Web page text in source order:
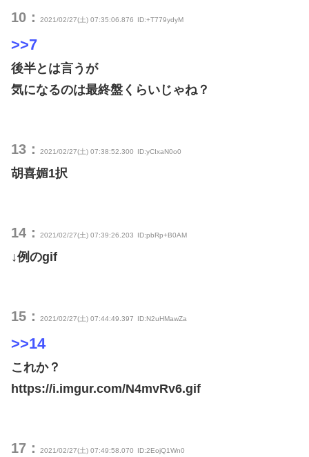
10： 2021/02/27(土) 07:35:06.876 ID:+T779ydyM
>>7
後半とは言うが
気になるのは最終盤くらいじゃね？
13： 2021/02/27(土) 07:38:52.300 ID:yCIxaN0o0
胡喜媚1択
14： 2021/02/27(土) 07:39:26.203 ID:pbRp+B0AM
↓例のgif
15： 2021/02/27(土) 07:44:49.397 ID:N2uHMawZa
>>14
これか？
https://i.imgur.com/N4mvRv6.gif
17： 2021/02/27(土) 07:49:58.070 ID:2EojQ1Wn0